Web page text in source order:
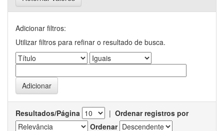
Adicionar filtros:
Utilizar filtros para refinar o resultado de busca.
Resultados/Página | Ordenar registros por
Ordenar